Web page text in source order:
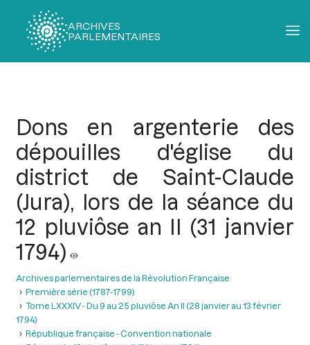
ARCHIVES
PARLEMENTAIRES
Dons en argenterie des
dépouilles d'église du
district de Saint-Claude
(Jura), lors de la séance du
12 pluviôse an II (31 janvier
1794)
Archives parlementaires de la Révolution Française
Première série (1787-1799)
Tome LXXXIV - Du 9 au 25 pluviôse An II (28 janvier au 13 février
1794)
République française - Convention nationale